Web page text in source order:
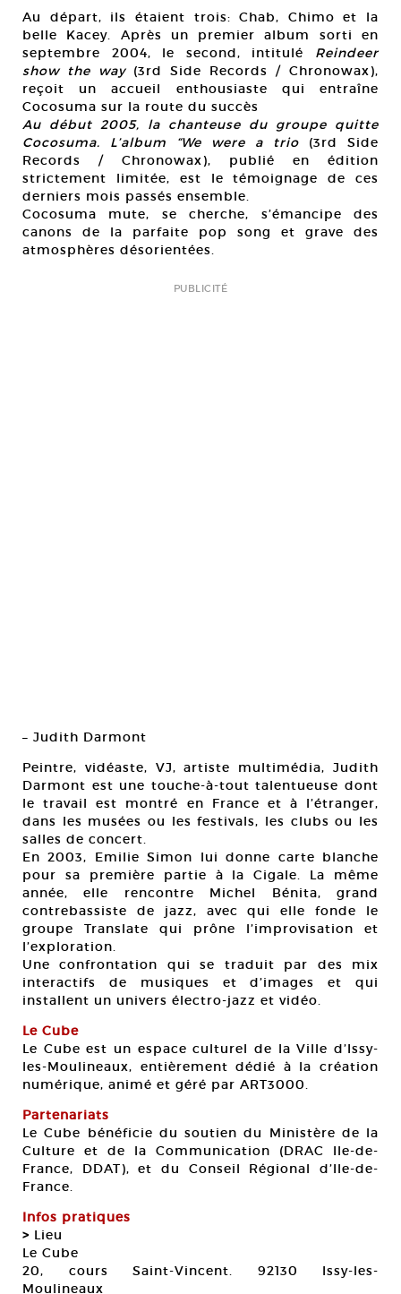
Au départ, ils étaient trois: Chab, Chimo et la
belle Kacey. Après un premier album sorti en
septembre 2004, le second, intitulé Reindeer
show the way(3rd Side Records / Chronowax),
reçoit un accueil enthousiaste qui entraîne
Cocosuma sur la route du succès
Au début 2005, la chanteuse du groupe quitte
Cocosuma. L’album “We were a trio (3rd Side
Records / Chronowax), publié en édition
strictement limitée, est le témoignage de ces
derniers mois passés ensemble.
Cocosuma mute, se cherche, s’émancipe des
canons de la parfaite pop song et grave des
atmosphères désorientées.
PUBLICITÉ
– Judith Darmont
Peintre, vidéaste, VJ, artiste multimédia, Judith
Darmont est une touche-à-tout talentueuse dont
le travail est montré en France et à l’étranger,
dans les musées ou les festivals, les clubs ou les
salles de concert.
En 2003, Emilie Simon lui donne carte blanche
pour sa première partie à la Cigale. La même
année, elle rencontre Michel Bénita, grand
contrebassiste de jazz, avec qui elle fonde le
groupe Translate qui prône l’improvisation et
l’exploration.
Une confrontation qui se traduit par des mix
interactifs de musiques et d’images et qui
installent un univers électro-jazz et vidéo.
Le Cube
Le Cube est un espace culturel de la Ville d’Issy-
les-Moulineaux, entièrement dédié à la création
numérique, animé et géré par ART3000.
Partenariats
Le Cube bénéficie du soutien du Ministère de la
Culture et de la Communication (DRAC Ile-de-
France, DDAT), et du Conseil Régional d’Ile-de-
France.
Infos pratiques
> Lieu
Le Cube
20, cours Saint-Vincent. 92130 Issy-les-
Moulineaux